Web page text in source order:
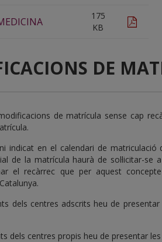
175
KB
pdf
DE
de matrícula sense cap
indicat en el calendari de
de la matrícula haurà de sol·licitar-se
el recàrrec que per aquest
dels centres adscrits heu de
dels centres propis heu de presentar